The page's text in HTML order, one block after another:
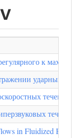
к
ударных
in Fluidized